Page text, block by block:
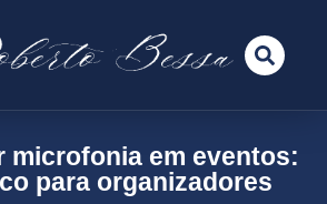
microfonia em eventos:
para organizadores